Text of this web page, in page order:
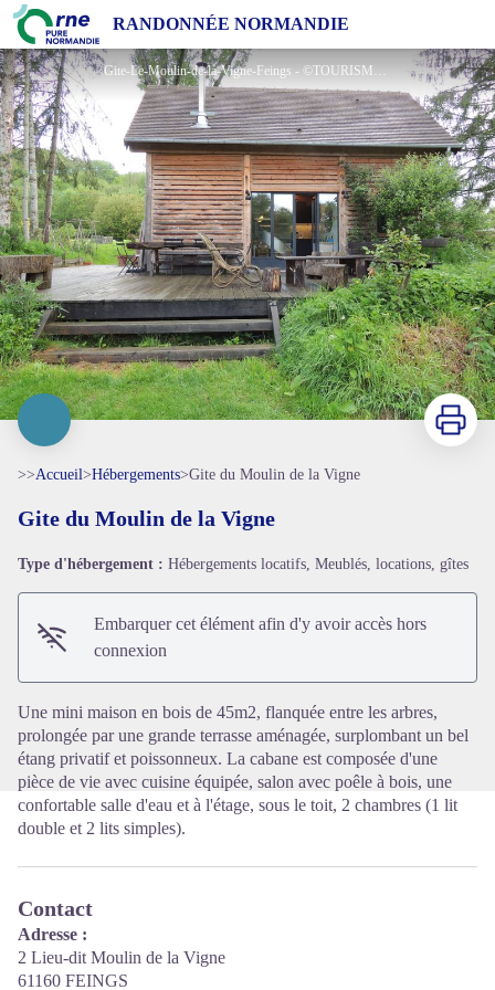
RANDONNÉE NORMANDIE
Gite du Moulin de la Vigne
Gite-Le-Moulin-de-la-Vigne-Feings - ©TOURISME 61
Voir l'image en plein écran
Imprimer
>>Accueil>Hébergements>Gite du Moulin de la Vigne
Gite du Moulin de la Vigne
Type d'hébergement : Hébergements locatifs, Meublés, locations, gîtes
Embarquer cet élément afin d'y avoir accès hors
connexion
Une mini maison en bois de 45m2, flanquée entre les arbres,
prolongée par une grande terrasse aménagée, surplombant un bel
étang privatif et poissonneux. La cabane est composée d'une
pièce de vie avec cuisine équipée, salon avec poêle à bois, une
confortable salle d'eau et à l'étage, sous le toit, 2 chambres (1 lit
double et 2 lits simples).
Contact
Adresse :
2 Lieu-dit Moulin de la Vigne
61160 FEINGS